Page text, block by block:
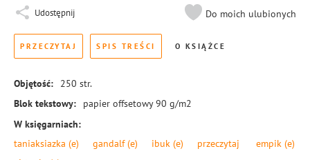
Udostępnij Do moich ulubionych
PRZECZYTAJ SPIS TREŚCI O KSIĄŻCE
Objętość: 250 str.
Blok tekstowy:
papier offsetowy 90 g/m2
W księgarniach:
taniaksiazka (e) gandalf (e) ibuk (e) przeczytaj empik (e)